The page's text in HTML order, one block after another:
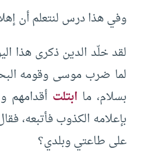
وفي هذا درس لنتعلم أن
لقد خلّد الدين ذكرى هذا
لما ضرب موسى وقومه
بسلام، ما ابتلت أقدامهم
بإعلامه الكذوب فأتبعه،
على طاعتي وبلدي؟